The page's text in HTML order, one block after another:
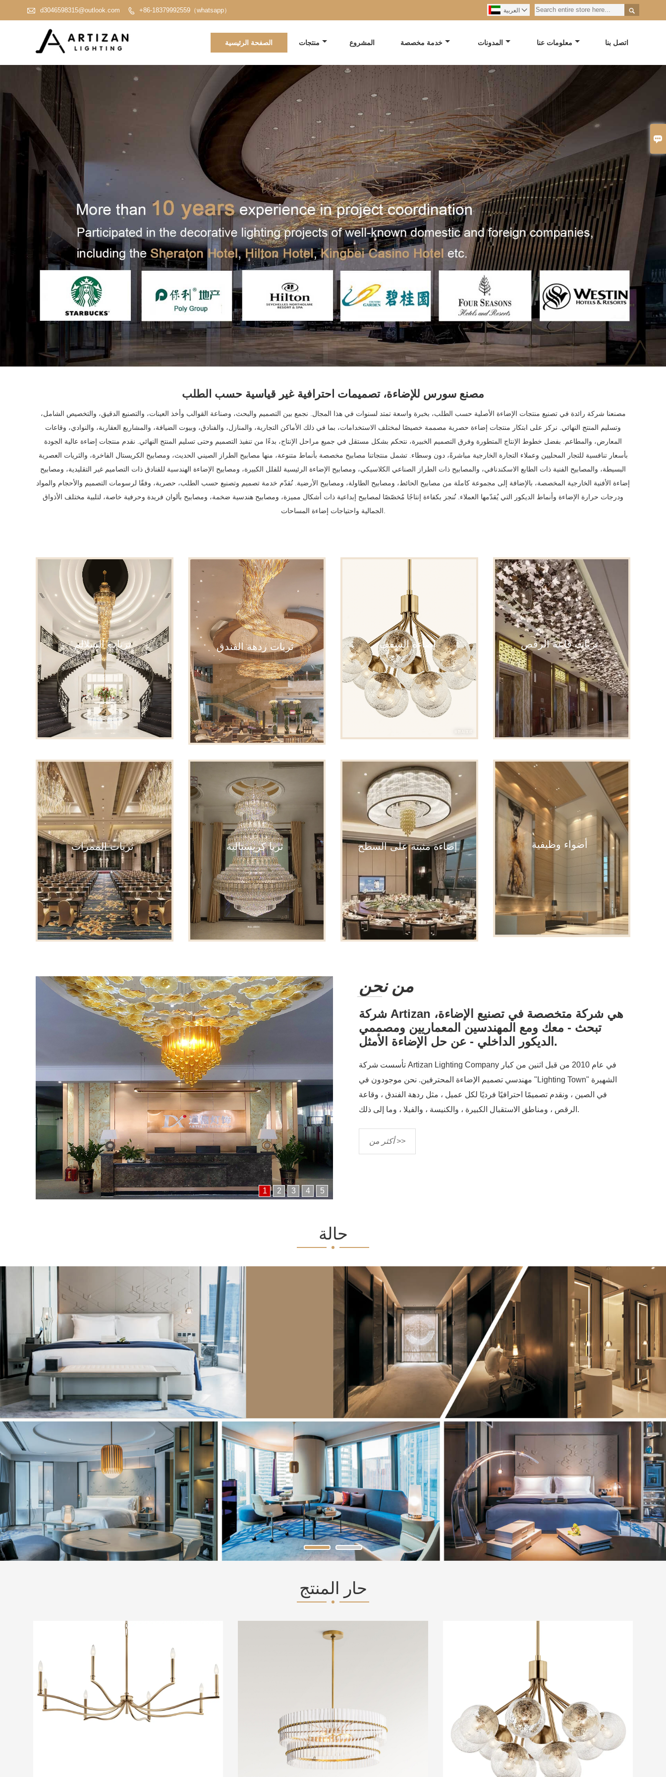

 d3046598315@outlook.com  +86-18379992559（whatsapp）  العربية 
الصفحة الرئيسية منتجات المشروع خدمة مخصصة المدونات معلومات عنا اتصل بنا
مصنع سورس للإضاءة، تصميمات احترافية غير قياسية حسب الطلب
مصنعنا شركة رائدة في تصنيع منتجات الإضاءة الأصلية حسب الطلب، بخبرة واسعة تمتد لسنوات في هذا المجال. نجمع بين التصميم والبحث، وصناعة القوالب وأخذ العينات، والتصنيع الدقيق، والتخصيص الشامل،
وتسليم المنتج النهائي. نركز على ابتكار منتجات إضاءة حصرية مصممة خصيصًا لمختلف الاستخدامات، بما في ذلك الأماكن التجارية، والمنازل، والفنادق، وبيوت الضيافة، والمشاريع العقارية، والنوادي، وقاعات
المعارض، والمطاعم. بفضل خطوط الإنتاج المتطورة وفرق التصميم الخبيرة، نتحكم بشكل مستقل في جميع مراحل الإنتاج، بدءًا من تنفيذ التصميم وحتى تسليم المنتج النهائي. نقدم منتجات إضاءة عالية الجودة
بأسعار تنافسية للتجار المحليين وعملاء التجارة الخارجية مباشرةً، دون وسطاء. تشمل منتجاتنا مصابيح مخصصة بأنماط متنوعة، منها مصابيح الطراز الصيني الحديث، ومصابيح الكريستال الفاخرة، والثريات العصرية
البسيطة، والمصابيح الفنية ذات الطابع الاسكندنافي، والمصابيح ذات الطراز الصناعي الكلاسيكي، ومصابيح الإضاءة الرئيسية للفلل الكبيرة، ومصابيح الإضاءة الهندسية للفنادق ذات التصاميم غير التقليدية، ومصابيح
إضاءة الأفنية الخارجية المخصصة، بالإضافة إلى مجموعة كاملة من مصابيح الحائط، ومصابيح الطاولة، ومصابيح الأرضية. نُقدّم خدمة تصميم وتصنيع حسب الطلب، حصرية، وفقًا لرسومات التصميم والأحجام والمواد
ودرجات حرارة الإضاءة وأنماط الديكور التي يُقدّمها العملاء. نُنجز بكفاءة إنتاجًا مُخصّصًا لمصابيح إبداعية ذات أشكال مميزة، ومصابيح هندسية ضخمة، ومصابيح بألوان فريدة وحرفية خاصة، لتلبية مختلف الأذواق
ثريات السلالم ثريات ردهة الفندق إضاءة السقف ثريات قاعة الرقص
ثريات الممرات ثريا كريستالية إضاءة مثبتة على السطح أضواء وظيفية
1 2 3 4 5
من نحن
شركة Artizan هي شركة متخصصة في تصنيع الإضاءة،
تبحث - معك ومع المهندسين المعماريين ومصممي
الديكور الداخلي - عن حل الإضاءة الأمثل.
تأسست شركة Artizan Lighting Company في عام 2010 من قبل اثنين من كبار
مهندسي تصميم الإضاءة المحترفين. نحن موجودون في "Lighting Town" الشهيرة
في الصين ، ونقدم تصميمًا احترافيًا فرديًا لكل عميل ، مثل ردهة الفندق ، وقاعة
الرقص ، ومناطق الاستقبال الكبيرة ، والكنيسة ، والفيلا ، وما إلى ذلك.
أكثر من >>
حالة
حار المنتج